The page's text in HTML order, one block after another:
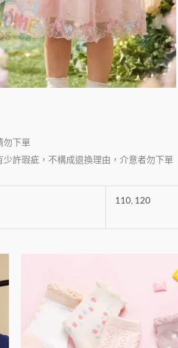
勿下單
許瑕疵，不構成退換理由，介意者勿下單
110, 120